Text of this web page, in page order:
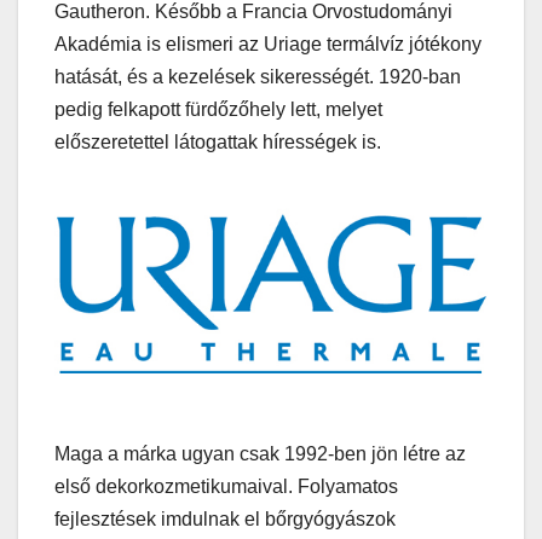
Gautheron. Később a Francia Orvostudományi
Akadémia is elismeri az Uriage termálvíz jótékony
hatását, és a kezelések sikerességét. 1920-ban
pedig felkapott fürdőzőhely lett, melyet
előszeretettel látogattak hírességek is.
Maga a márka ugyan csak 1992-ben jön létre az
első dekorkozmetikumaival. Folyamatos
fejlesztések imdulnak el bőrgyógyászok